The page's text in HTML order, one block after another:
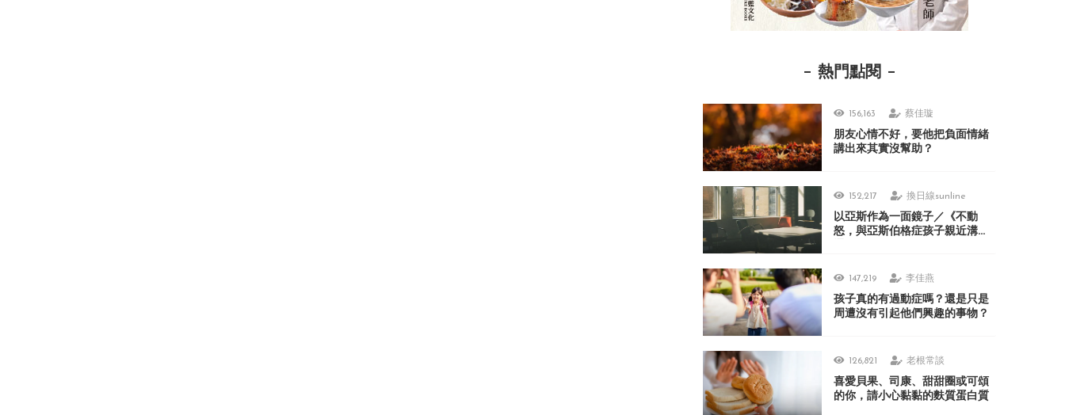
熱門點閱
156,163 蔡佳璇
朋友心情不好，要他把負面情緒
講出來其實沒幫助？
152,217 換日線sunline
以亞斯作為一面鏡子／《不動
怒，與亞斯伯格症孩子親近溝
147,219 李佳燕
孩子真的有過動症嗎？還是只是
周遭沒有引起他們興趣的事物？
126,821 老根常談
喜愛貝果、司康、甜甜圈或可頌
的你，請小心黏黏的麩質蛋白質